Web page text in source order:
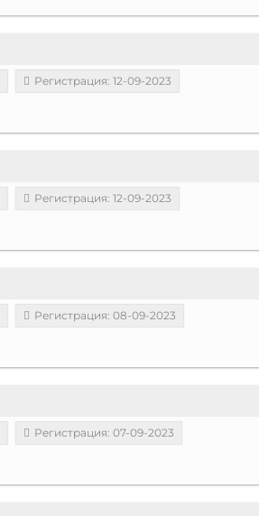
Регистрация: 12-09-2023
Регистрация: 12-09-2023
Регистрация: 08-09-2023
Регистрация: 07-09-2023